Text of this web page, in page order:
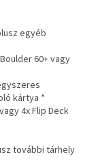
egyéb
60+ vagy
kártya *
4x Flip Deck
további tárhely